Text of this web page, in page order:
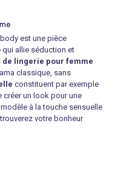
est une pièce
allie séduction et
de lingerie pour femme
classique, sans
constituent par exemple
créer un look pour une
à la touche sensuelle
votre bonheur